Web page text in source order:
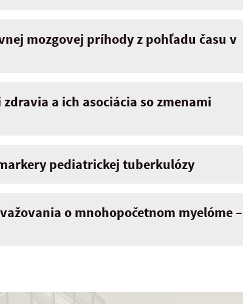
mozgovej príhody z pohľadu času v
a ich asociácia so zmenami
pediatrickej tuberkulózy
o mnohopočetnom myelóme –